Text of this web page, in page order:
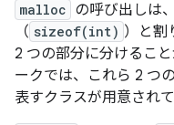
malloc の呼び出しは
（ sizeof(int) ）と割
2 つの部分に分けるこ
ークでは、これら 2 つ
表すクラスが用意されて